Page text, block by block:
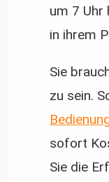
um 7 Uhr
in ihrem
Sie
zu sein.
sofort
Sie die